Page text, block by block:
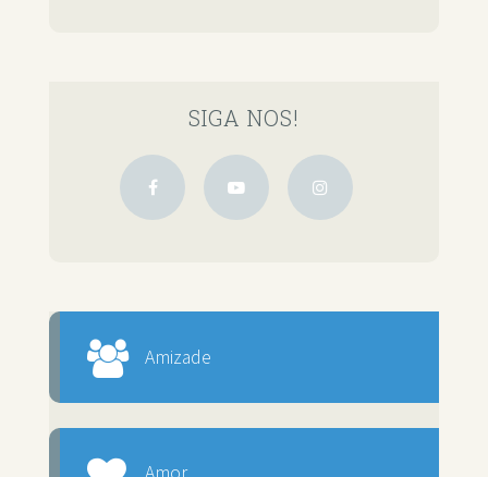
SIGA NOS!
Amizade
Amor